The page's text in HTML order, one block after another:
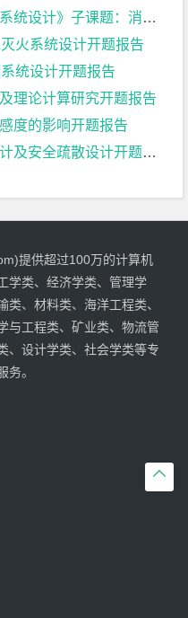
子课题：消防安全设计开题报告
火系统设计开题报告
统设计开题报告
理论计算研究开题报告
度的影响开题报告
安全疏散设计开题报告

提供超过100万的计算机
学类、经济学类、管理学
、材料类、海洋工程类、
与工程类、矿业类、物流管
、设计学类、社会学类等专
务。